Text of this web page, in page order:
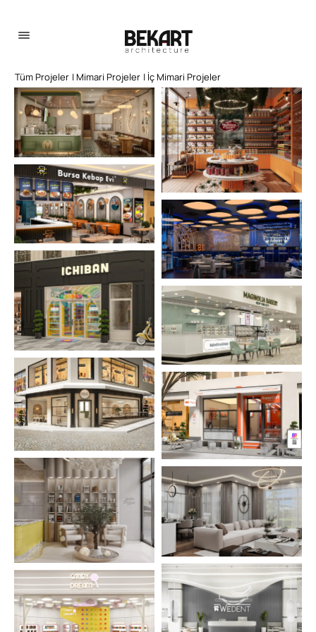
Projeler
Hakkımızda
İletişim
Tüm Projeler | Mimari Projeler | İç Mimari Projeler